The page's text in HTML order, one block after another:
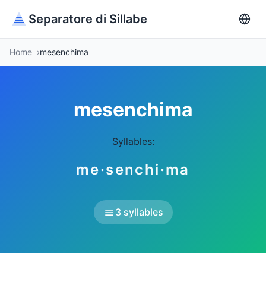
Separatore di Sillabe
Home mesenchima
mesenchima
Syllables:
me·senchi·ma
3 syllables